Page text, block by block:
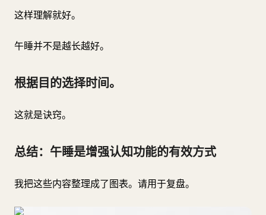
这样理解就好。
午睡并不是越长越好。
根据目的选择时间。
这就是诀窍。
总结：午睡是增强认知功能的有效方式
我把这些内容整理成了图表。请用于复盘。